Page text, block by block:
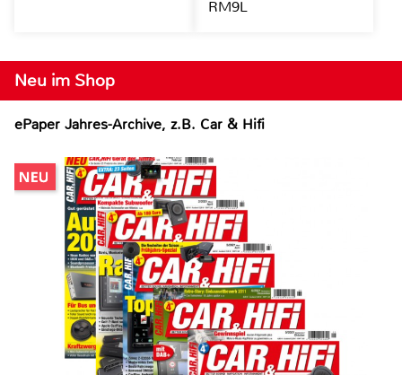
Neu im Shop
ePaper Jahres-Archive, z.B. Car & Hifi
RM9L